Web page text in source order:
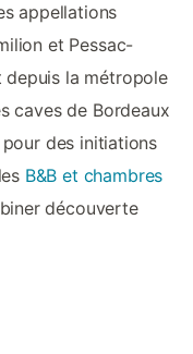
appellations
et Pessac-
depuis la métropole
caves de Bordeaux
des initiations
B&B et chambres
découverte